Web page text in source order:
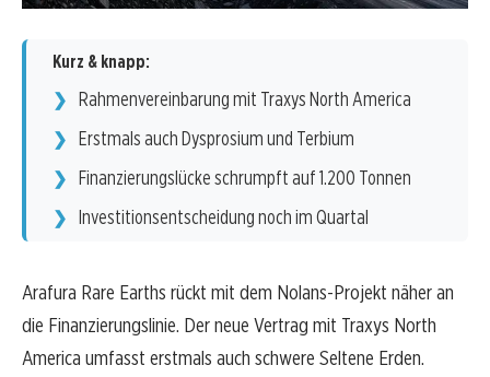
Kurz & knapp:
Rahmenvereinbarung mit Traxys North America
Erstmals auch Dysprosium und Terbium
Finanzierungslücke schrumpft auf 1.200 Tonnen
Investitionsentscheidung noch im Quartal
Arafura Rare Earths rückt mit dem Nolans-Projekt näher an
die Finanzierungslinie. Der neue Vertrag mit Traxys North
America umfasst erstmals auch schwere Seltene Erden.